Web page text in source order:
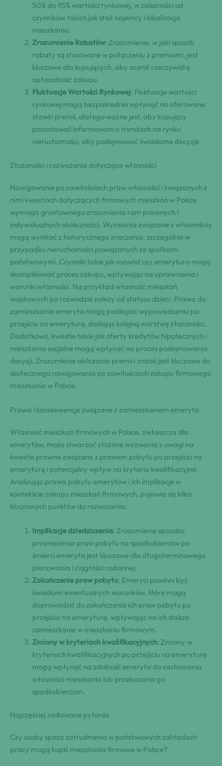
50% do 95% wartości rynkowej, w zależności od
czynników takich jak staż najemcy i lokalizacja
mieszkania.
Zrozumienie Rabatów: Zrozumienie, w jaki sposób
rabaty są stosowane w połączeniu z premiami, jest
kluczowe dla kupujących, aby ocenić rzeczywistą
opłacalność zakupu.
Fluktuacje Wartości Rynkowej: Fluktuacje wartości
rynkowej mogą bezpośrednio wpłynąć na oferowane
stawki premii, dlatego ważne jest, aby kupujący
pozostawali informowani o trendach na rynku
nieruchomości, aby podejmować świadome decyzje.
Złożoności i rozważania dotyczące własności
Nawigowanie po zawiłościach praw własności i związanych z
nimi kwestiach dotyczących firmowych mieszkań w Polsce
wymaga gruntownego zrozumienia ram prawnych i
indywidualnych okoliczności. Wyzwania związane z własnością
mogą wynikać z historycznego znaczenia, szczególnie w
przypadku nieruchomości powiązanych ze spółkami
państwowymi. Czynniki takie jak rozwód czy emerytura mogą
skomplikować proces zakupu, wpływając na uprawnienia i
warunki własności. Na przykład własność mieszkań
wojskowych po rozwodzie zależy od statusu dzieci. Prawa do
zamieszkania emeryta mogą podlegać wypowiedzeniu po
przejściu na emeryturę, dodając kolejną warstwę złożoności.
Dodatkowo, kwestie takie jak oferty kredytów hipotecznych i
mieszkania socjalne mogą wpłynąć na proces podejmowania
decyzji. Zrozumienie obliczania premii i zniżek jest kluczowe do
skutecznego nawigowania po zawiłościach zakupu firmowego
mieszkania w Polsce.
Prawa i konsekwencje związane z zamieszkaniem emeryta
Własność mieszkań firmowych w Polsce, zwłaszcza dla
emerytów, może stwarzać złożone wyzwania z uwagi na
kwestie prawne związane z prawem pobytu po przejściu na
emeryturę i potencjalny wpływ na kryteria kwalifikacyjne.
Analizując prawa pobytu emerytów i ich implikacje w
kontekście zakupu mieszkań firmowych, pojawia się kilka
kluczowych punktów do rozważenia:
Implikacje dziedziczenia: Zrozumienie sposobu
przeniesienia praw pobytu na spadkobierców po
śmierci emeryta jest kluczowe dla długoterminowego
planowania i ciągłości rodzinnej.
Zakończenie praw pobytu: Emeryci powinni być
świadomi ewentualnych warunków, które mogą
doprowadzić do zakończenia ich praw pobytu po
przejściu na emeryturę, wpływając na ich dalsze
zamieszkanie w mieszkaniu firmowym.
Zmiany w kryteriach kwalifikacyjnych: Zmiany w
kryteriach kwalifikacyjnych po przejściu na emeryturę
mogą wpłynąć na zdolność emeryta do zachowania
własności mieszkania lub przekazania go
spadkobiercom.
Najczęściej zadawane pytania
Czy osoby spoza zatrudnienia w państwowych zakładach
pracy mogą kupić mieszkania firmowe w Polsce?